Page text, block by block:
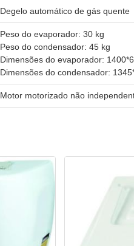
Degelo automático de gás quente
Peso do evaporador: 30 kg
Peso do condensador: 45 kg
Dimensões do evaporador:
Dimensões do condensador:
Motor motorizado não